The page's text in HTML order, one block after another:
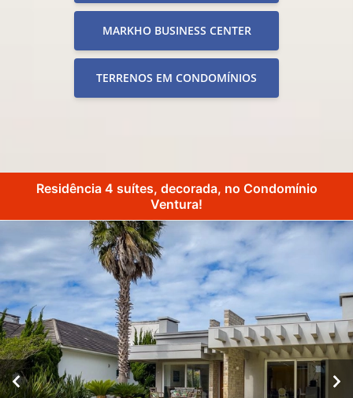
MARKHO BUSINESS CENTER
TERRENOS EM CONDOMÍNIOS
Residência 4 suítes, decorada, no Condomínio
Ventura!